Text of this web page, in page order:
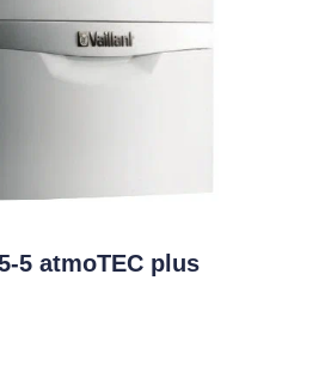
5 atmoTEC plus